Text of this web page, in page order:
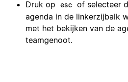
Druk op
esc of selecteer
agenda in de linkerzijbalk
met het bekijken van de
teamgenoot.